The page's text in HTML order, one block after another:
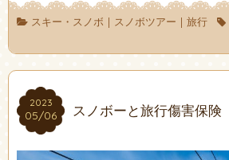
スキー・スノボ スノボツアー 旅行
2023
05/06
2023
05/06 スノボーと旅行傷害保険